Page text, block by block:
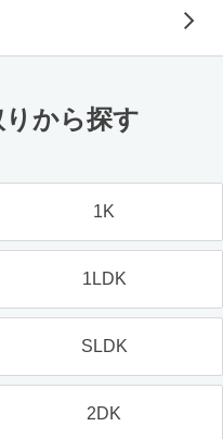
りから探す
1K
1LDK
SLDK
2DK